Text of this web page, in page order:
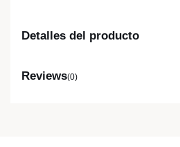
Detalles del producto
Reviews(0)